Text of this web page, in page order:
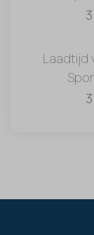
Laadtijd